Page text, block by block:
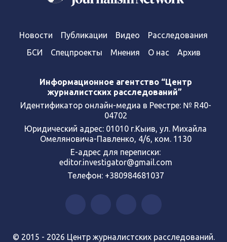
Новости Публикации Видео
Расследования
БСИ
Спецпроекты Мнения О нас Архив
Информационное агентство “Центр
журналистских расследований”
Идентификатор онлайн-медиа в Реестре: № R40-
04702
Юридический адрес: 01010 г.Кыив, ул. Михайла
Омеляновича-Павленко, 4/6, ком. 1130
Е-адрес для переписки:
editor.investigator@gmail.com
Телефон: +380984681037
© 2015 - 2026 Центр журналистских расследований.